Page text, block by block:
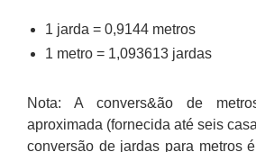
1 jarda = 0,9144 metros
1 metro = 1,093613 jardas
Nota: A convers&ão de
aproximada (fornecida até seis
conversão de jardas para metros